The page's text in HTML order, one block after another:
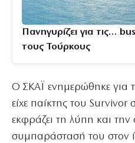
Πανηγυρίζει για τις…
τους Τούρκους
Ο ΣΚΑΪ ενημερώθηκε για
είχε παίκτης του Survivor
εκφράζει τη λύπη και την
συμπαράστασή του στον